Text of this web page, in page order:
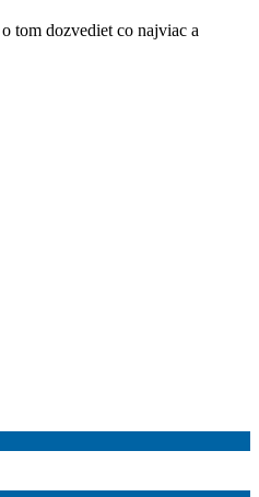
tom dozvediet co najviac a